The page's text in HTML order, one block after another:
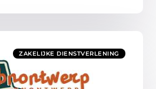
ZAKELIJKE DIENSTVERLENING